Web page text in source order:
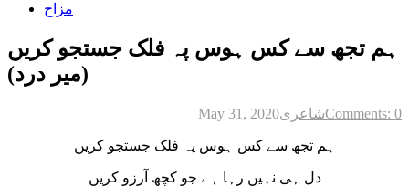
مزاح
ہم تجھ سے کس ہوس پہ فلک جستجو کریں
(میر درد)
May 31, 2020شاعریComments: 0
ہم تجھ سے کس ہوس پہ فلک جستجو کریں
دل ہی نہیں رہا ہے جو کچھ آرزو کریں